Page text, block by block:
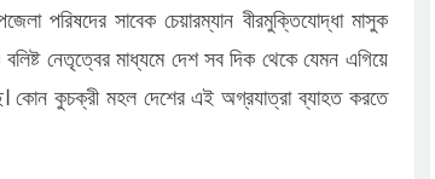
পরিষদের সাবেক চেয়ারম্যান বীরমুক্তিযোদ্ধা মাসুক
নেতৃত্বের মাধ্যমে দেশ সব দিক থেকে যেমন এগিয়ে
কোন কুচক্রী মহল দেশের এই অগ্রযাত্রা ব্যাহত করতে